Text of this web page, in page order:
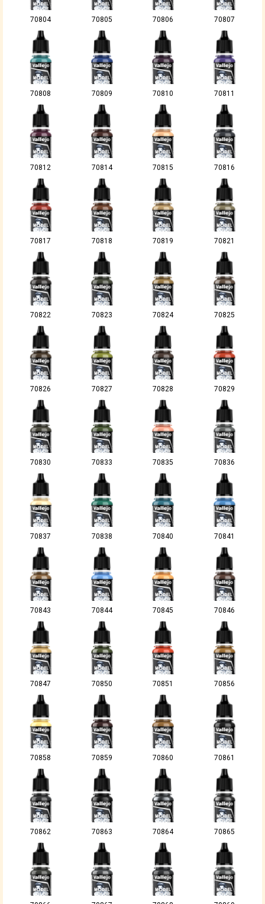
70804 70805 70806 70807
70808 70809 70810 70811
70812 70814 70815 70816
70817 70818 70819 70821
70822 70823 70824 70825
70826 70827 70828 70829
70830 70833 70835 70836
70837 70838 70840 70841
70843 70844 70845 70846
70847 70850 70851 70856
70858 70859 70860 70861
70862 70863 70864 70865